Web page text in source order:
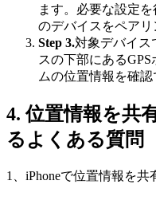
ます。必要な設定
のデバイスをペアリ
Step 3.対象デバイス
スの下部にある
ムの位置情報を確認
4.位置情報を共
るよくある質問
1、iPhoneで位置情報を